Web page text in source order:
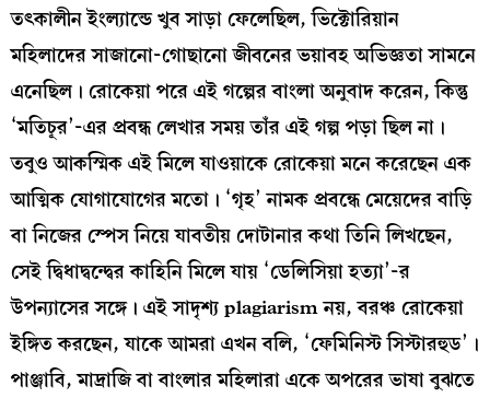
তৎকালীন ইংল্যান্ডে খুব সাড়া ফেলেছিল, ভিক্টোরিয়ান
মহিলাদের সাজানো-গোছানো জীবনের ভয়াবহ অভিজ্ঞতা সামনে
এনেছিল। রোকেয়া পরে এই গল্পের বাংলা অনুবাদ করেন, কিন্তু
‘মতিচূর’-এর প্রবন্ধ লেখার সময় তাঁর এই গল্প পড়া ছিল না।
তবুও আকস্মিক এই মিলে যাওয়াকে রোকেয়া মনে করেছেন এক
আত্মিক যোগাযোগের মতো। ‘গৃহ’ নামক প্রবন্ধে মেয়েদের বাড়ি
বা নিজের স্পেস নিয়ে যাবতীয় দোটানার কথা তিনি লিখছেন,
সেই দ্বিধাদ্বন্দ্বের কাহিনি মিলে যায় ‘ডেলিসিয়া হত্যা’-র
উপন্যাসের সঙ্গে। এই সাদৃশ্য plagiarism নয়, বরঞ্চ রোকেয়া
ইঙ্গিত করছেন, যাকে আমরা এখন বলি, ‘ফেমিনিস্ট সিস্টারহুড’।
পাঞ্জাবি, মাদ্রাজি বা বাংলার মহিলারা একে অপরের ভাষা বুঝতে